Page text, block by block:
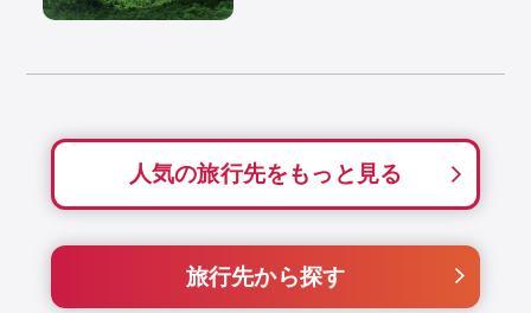
人気の旅行先をもっと見る
旅行先から探す